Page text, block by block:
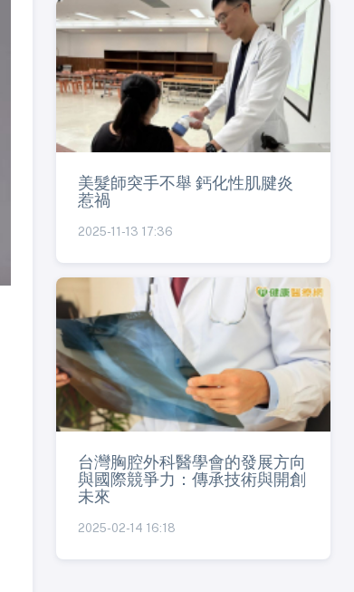
美髮師突手不舉 鈣化性肌腱炎
惹禍
2025-11-13 17:36
台灣胸腔外科醫學會的發展方向
與國際競爭力：傳承技術與開創
未來
2025-02-14 16:18